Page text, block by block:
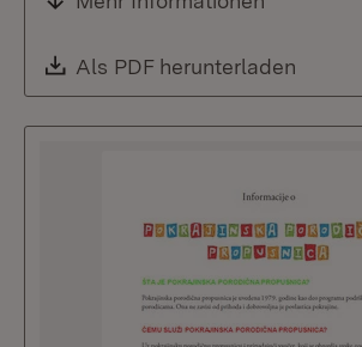
Download:
Als PDF herunterladen